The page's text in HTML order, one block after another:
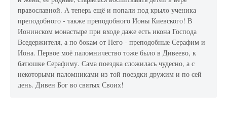
православной. А теперь ещё и попали под крыло ученика
преподобного - также преподобного Ионы Киевского! В
Ионинском монастыре при входе даже есть икона Господа
Вседержителя, а по бокам от Него - преподобные Серафим и
Иона. Первое моё паломничество тоже было в Дивеево, к
батюшке Серафиму. Сама поездка сложилась чудесно, а с
некоторыми паломниками из той поездки дружим и по сей
день. Дивен Бог во святых Своих!